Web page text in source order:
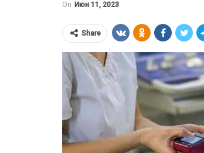
On Июн 11, 2023
Share